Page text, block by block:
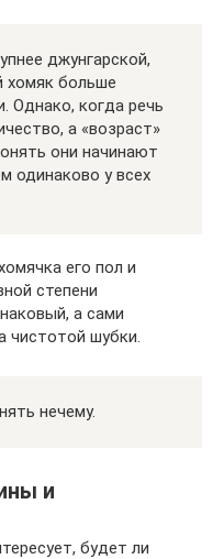
джунгарской,
хомяк больше
Однако, когда речь
а «возраст»
они начинают
одинаково у всех
его пол и
степени
а сами
шубки.
нечему.
и
будет ли